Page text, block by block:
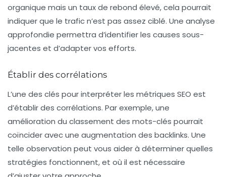
organique mais un taux de rebond élevé, cela pourrait
indiquer que le trafic n’est pas assez ciblé. Une analyse
approfondie permettra d’identifier les causes sous-
jacentes et d’adapter vos efforts.
Établir des corrélations
L’une des clés pour interpréter les métriques SEO est
d’établir des corrélations. Par exemple, une
amélioration du classement des mots-clés pourrait
coïncider avec une augmentation des backlinks. Une
telle observation peut vous aider à déterminer quelles
stratégies fonctionnent, et où il est nécessaire